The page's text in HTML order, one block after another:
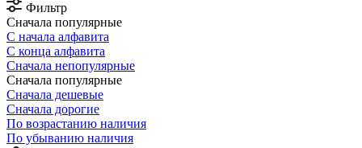
Фильтр
Сначала популярные
С начала алфавита
С конца алфавита
Сначала непопулярные
Сначала популярные
Сначала дешевые
Сначала дорогие
По возрастанию наличия
По убыванию наличия